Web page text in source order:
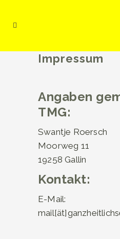
Impressum
Angaben
TMG:
Swantje Roersch
Moorweg 11
19258 Gallin
Kontakt:
E-Mail: